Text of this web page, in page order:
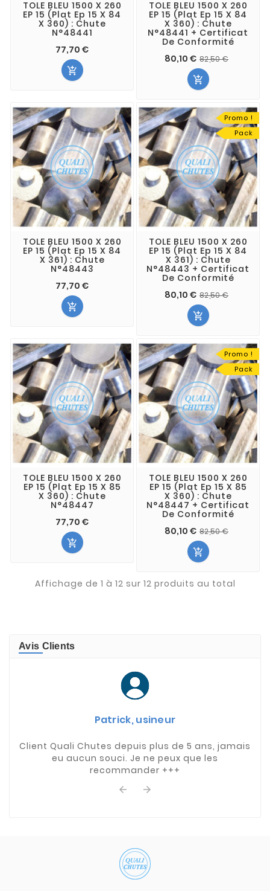
TOLE BLEU 1500 X 260
EP 15 (Plat Ep 15 X 84
X 360) : Chute
N°48441
77,70 €

TOLE BLEU 1500 X 260
EP 15 (Plat Ep 15 X 84
X 360) : Chute
N°48441 + Certificat
De Conformité
80,10 € 82,50 €

TOLE BLEU 1500 X 260
EP 15 (Plat Ep 15 X 84
X 361) : Chute
N°48443
77,70 €

Promo !
Pack
TOLE BLEU 1500 X 260
EP 15 (Plat Ep 15 X 84
X 361) : Chute
N°48443 + Certificat
De Conformité
80,10 € 82,50 €

TOLE BLEU 1500 X 260
EP 15 (Plat Ep 15 X 85
X 360) : Chute
N°48447
77,70 €

Promo !
Pack
TOLE BLEU 1500 X 260
EP 15 (Plat Ep 15 X 85
X 360) : Chute
N°48447 + Certificat
De Conformité
80,10 € 82,50 €

Affichage de 1 à 12 sur 12 produits au total
Avis Clients
Patrick, usineur
Client Quali Chutes depuis plus de 5 ans, jamais
eu aucun souci. Je ne peux que les
recommander +++
 